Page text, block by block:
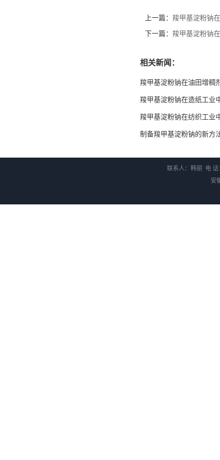
上一篇： 羧甲基淀粉钠
下一篇： 羧甲基淀粉钠
相关新闻：
羧甲基淀粉钠在油田增稠
羧甲基淀粉钠在造纸工业
羧甲基淀粉钠在纺织工业
制备羧甲基淀粉钠的新方
联系人：韩丽 电 话
安